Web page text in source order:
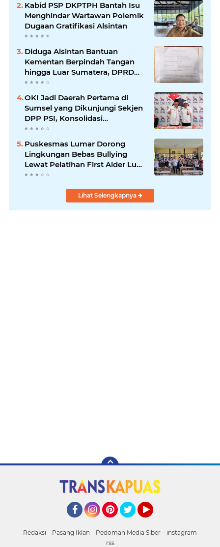
Kabid PSP DKPTPH Bantah Isu
Menghindar Wartawan Polemik
Dugaan Gratifikasi Alsintan
Diduga Alsintan Bantuan
Kementan Berpindah Tangan
hingga Luar Sumatera, DPRD
Sumsel Minta Aparat Usut
OKI Jadi Daerah Pertama di
Sumsel yang Dikunjungi Sekjen
DPP PSI, Konsolidasi
Pembentukan DPRT Dimulai
Puskesmas Lumar Dorong
Lingkungan Bebas Bullying
Lewat Pelatihan First Aider Luka
Psikologis di SMAN 01
Lihat Selengkapnya
Redaksi Pasang Iklan Pedoman Media Siber
instagram
rss